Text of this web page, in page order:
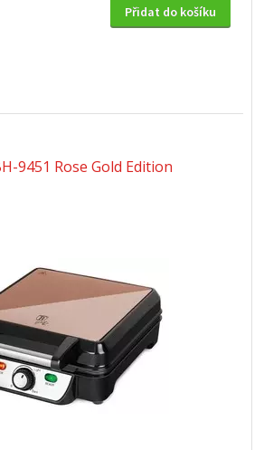
Přidat do košíku
9451 Rose Gold Edition